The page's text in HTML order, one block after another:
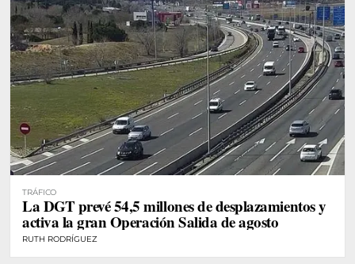
TRÁFICO
La DGT prevé 54,5 millones de desplazamientos y
activa la gran Operación Salida de agosto
RUTH RODRÍGUEZ